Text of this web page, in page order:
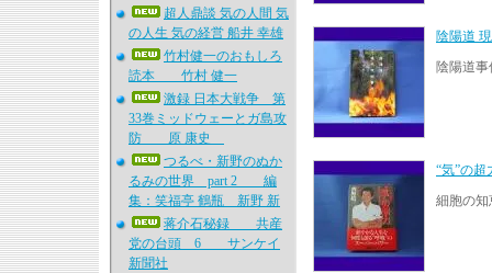
超人鼎談 気の人間 気
の人生 気の経営 船井 幸雄
竹村健一のおもしろ
読本 竹村 健一
激録 日本大戦争 第
33巻ミッドウェーとガ島攻
防 原 康史
つるべ・新野のぬか
るみの世界 part 2 編
集：笑福亭 鶴瓶 新野 新
蒋介石秘録 共産
党の台頭 6 サンケイ
新聞社
陰陽道
陰陽道事
“気”の
細胞の知